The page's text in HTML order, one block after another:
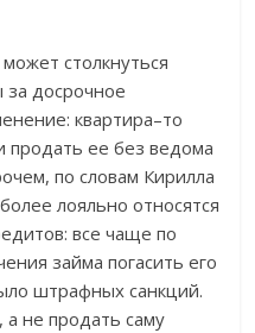
столкнуться
досрочное
квартира–то
продать ее без ведома
по словам Кирилла
лояльно относятся
все чаще по
займа погасить его
штрафных санкций.
не продать саму